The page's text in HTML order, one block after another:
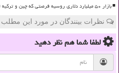
بازار ۵۰ میلیارد دلاری روسیه فرصتی که چین و ترکیه تصاحب کردند
نظرات بینندگان در مورد این مطلب
لطفا شما همنظر دهید